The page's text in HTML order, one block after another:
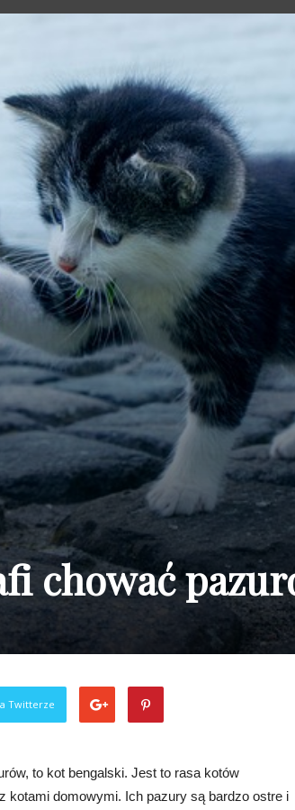
chować
Twitterze
to kot bengalski. Jest to rasa kotów
domowymi. Ich pazury są bardzo ostre i